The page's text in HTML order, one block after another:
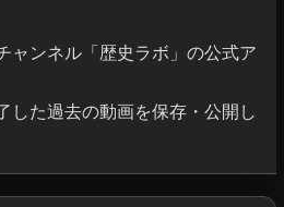
ャンネル「歴史ラボ」の公式ア
した過去の動画を保存・公開し